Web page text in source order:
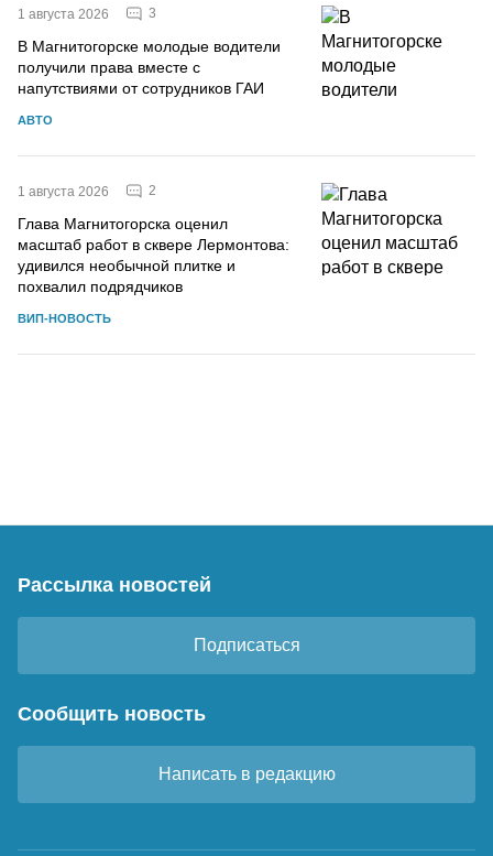
1 августа 2026 3
В Магнитогорске молодые водители
получили права вместе с
напутствиями от сотрудников ГАИ
АВТО
1 августа 2026 2
Глава Магнитогорска оценил
масштаб работ в сквере Лермонтова:
удивился необычной плитке и
похвалил подрядчиков
ВИП-НОВОСТЬ
Рассылка новостей
Подписаться
Сообщить новость
Написать в редакцию